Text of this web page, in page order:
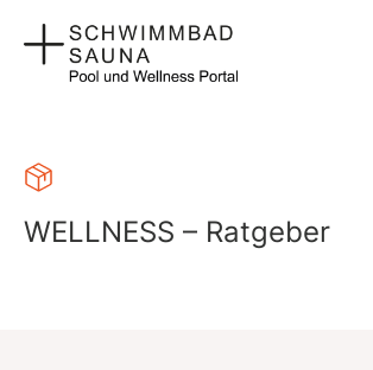
Inhalt
springen
WELLNESS – Ratgeber